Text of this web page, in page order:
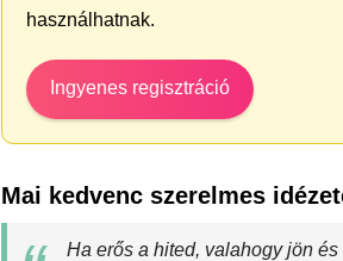
használhatnak.
Ingyenes regisztráció
Mai kedvenc szerelmes
Ha erős a hited, valahogy jön